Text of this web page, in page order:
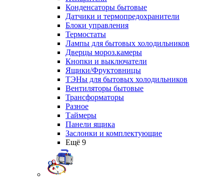
Конденсаторы бытовые
Датчики и термопредохранители
Блоки управления
Термостаты
Лампы для бытовых холодильников
Дверцы мороз.камеры
Кнопки и выключатели
Ящики/Фруктовницы
ТЭНы для бытовых холодильников
Вентиляторы бытовые
Трансформаторы
Разное
Таймеры
Панели ящика
Заслонки и комплектующие
Ещё 9